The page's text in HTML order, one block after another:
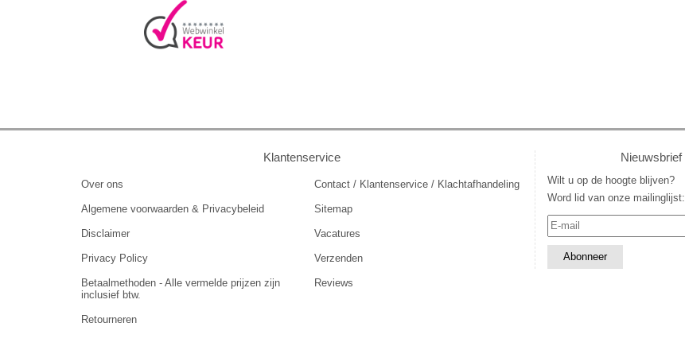
Klantenservice
Over ons
Algemene voorwaarden & Privacybeleid
Disclaimer
Privacy Policy
Betaalmethoden - Alle vermelde prijzen zijn
inclusief btw.
Retourneren
Contact / Klantenservice / Klachtafhandeling
Sitemap
Vacatures
Verzenden
Reviews
Nieuwsbrief
Wilt u op de hoogte blijven?
Word lid van onze mailinglijst: